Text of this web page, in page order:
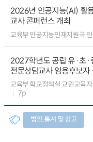
2026년 인공지능(AI) 활
교사 콘퍼런스 개최
교육부 인공지능인재지원국
2027학년도 공립 유·초·
전문상담교사 임용후보
교육부 학교정책실 교원교육
7p
법안.통계 및 참고